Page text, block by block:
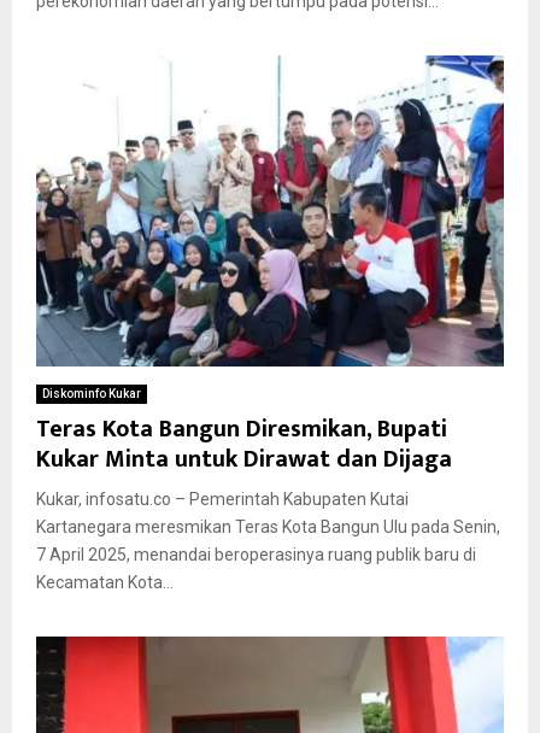
Diskominfo Kukar
Teras Kota Bangun Diresmikan, Bupati
Kukar Minta untuk Dirawat dan Dijaga
Kukar, infosatu.co – Pemerintah Kabupaten Kutai
Kartanegara meresmikan Teras Kota Bangun Ulu pada Senin,
7 April 2025, menandai beroperasinya ruang publik baru di
Kecamatan Kota...